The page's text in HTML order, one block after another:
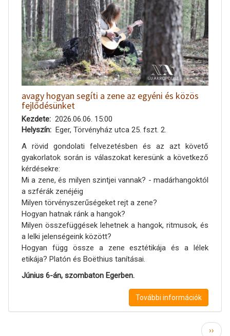
avagy hogyan segíti a zene az egyéni és közös
fejlődésünket
Kezdete
2026.06.06. 15:00
Helyszín
Eger, Törvényház utca 25. fszt. 2.
A rövid gondolati felvezetésben és az azt követő
gyakorlatok során is válaszokat keresünk a következő
kérdésekre:
Mi a zene, és milyen szintjei vannak? - madárhangoktól
a szférák zenéjéig
Milyen törvényszerűségeket rejt a zene?
Hogyan hatnak ránk a hangok?
Milyen összefüggések lehetnek a hangok, ritmusok, és
a lelki jelenségeink között?
Hogyan függ össze a zene esztétikája és a lélek
etikája? Platón és Boëthius tanításai.
Június 6-án, szombaton Egerben.
További információk
››